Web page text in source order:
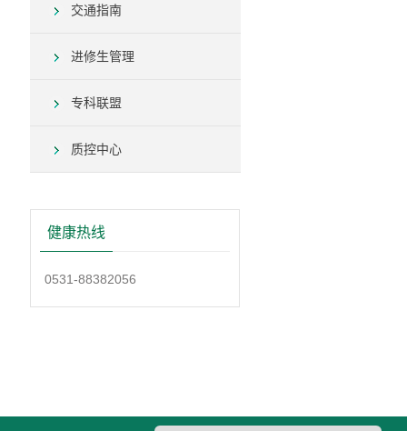
交通指南
进修生管理
专科联盟
质控中心
健康热线
0531-88382056